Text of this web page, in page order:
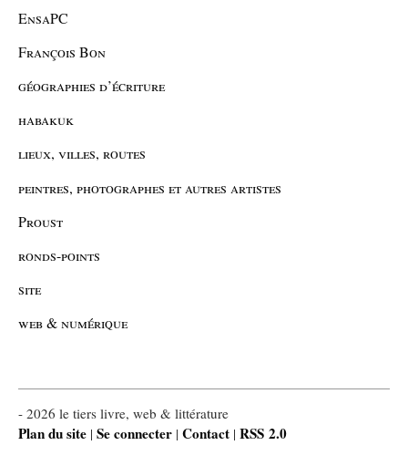
EnsaPC
François Bon
géographies d’écriture
habakuk
lieux, villes, routes
peintres, photographes et autres artistes
Proust
ronds-points
site
web & numérique
- 2026 le tiers livre, web & littérature
Plan du site | Se connecter | Contact | RSS 2.0